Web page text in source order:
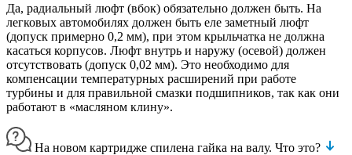
Да, радиальный люфт (вбок) обязательно должен быть. На
легковых автомобилях должен быть еле заметный люфт
(допуск примерно 0,2 мм), при этом крыльчатка не должна
касаться корпусов. Люфт внутрь и наружу (осевой) должен
отсутствовать (допуск 0,02 мм). Это необходимо для
компенсации температурных расширений при работе
турбины и для правильной смазки подшипников, так как они
работают в «масляном клину».
На новом картридже спилена гайка на валу. Что это?